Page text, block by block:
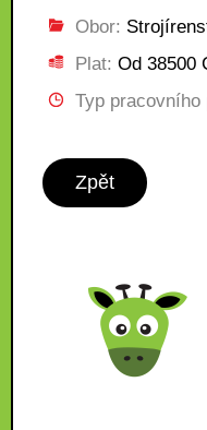
Obor:
Plat: Od 38500
Typ pracovního
Zpět